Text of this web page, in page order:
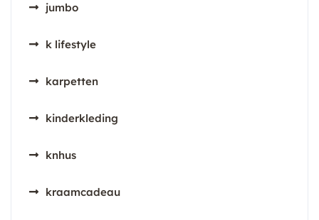
jumbo
k lifestyle
karpetten
kinderkleding
knhus
kraamcadeau